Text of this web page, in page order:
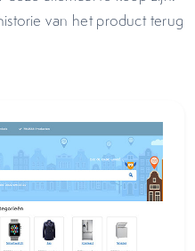
van het product terug